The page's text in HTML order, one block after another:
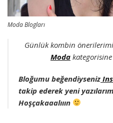
Moda Blogları
Günlük kombin
Modakategorisine
Bloğumu beğendiyseniz
takip ederek yeni
Hoşçakaaalııın